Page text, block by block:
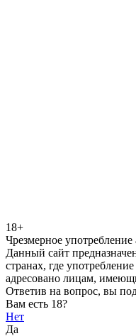
18+
Чрезмерное
Данный сайт
странах, где
адресовано лицам,
Ответив на вопрос, вы
Вам есть 18?
Нет
Да